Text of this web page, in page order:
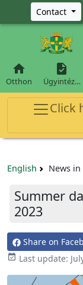
Ugrás a főContact

Otthon

Ügyintéz…
Click
English News
Summer
2023
Share on
 Last update: